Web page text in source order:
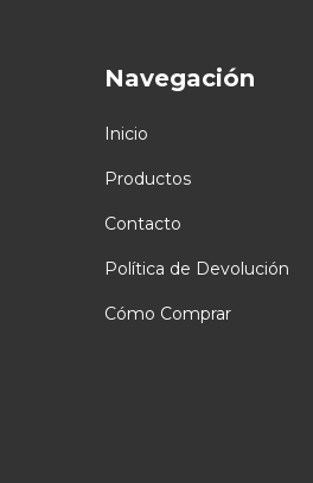
Navegación
Inicio
Productos
Contacto
Política de Devolución
Cómo Comprar